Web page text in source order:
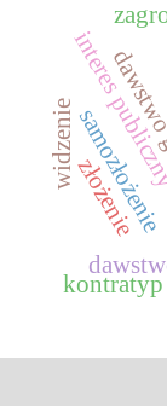
interes
samozłożenie
złożenie
kontratyp
widzenie